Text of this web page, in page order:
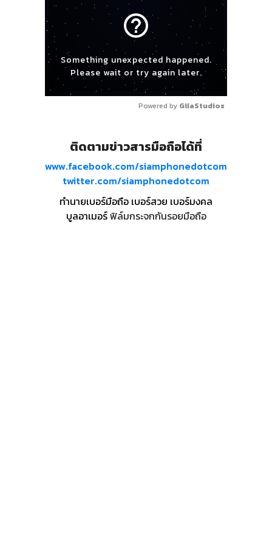
help_outline
Something unexpected happened.
Please wait or try again later.
Powered by GliaStudios
ติดตามข่าวสารมือถือได้ที่
www.facebook.com/siamphonedotcom
twitter.com/siamphonedotcom
ทำนายเบอร์มือถือ เบอร์สวย เบอร์มงคล
บูลอาเมอร์ฟิล์มกระจกกันรอยมือถือ